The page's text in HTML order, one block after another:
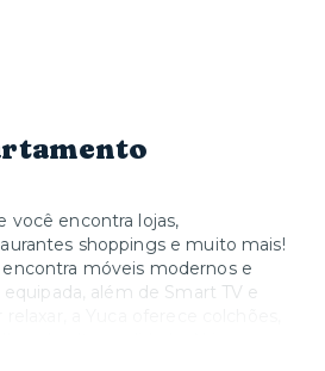
você encontra lojas,
shoppings e muito mais!
encontra móveis modernos e
além de Smart TV e
de alta qualidade. Nós